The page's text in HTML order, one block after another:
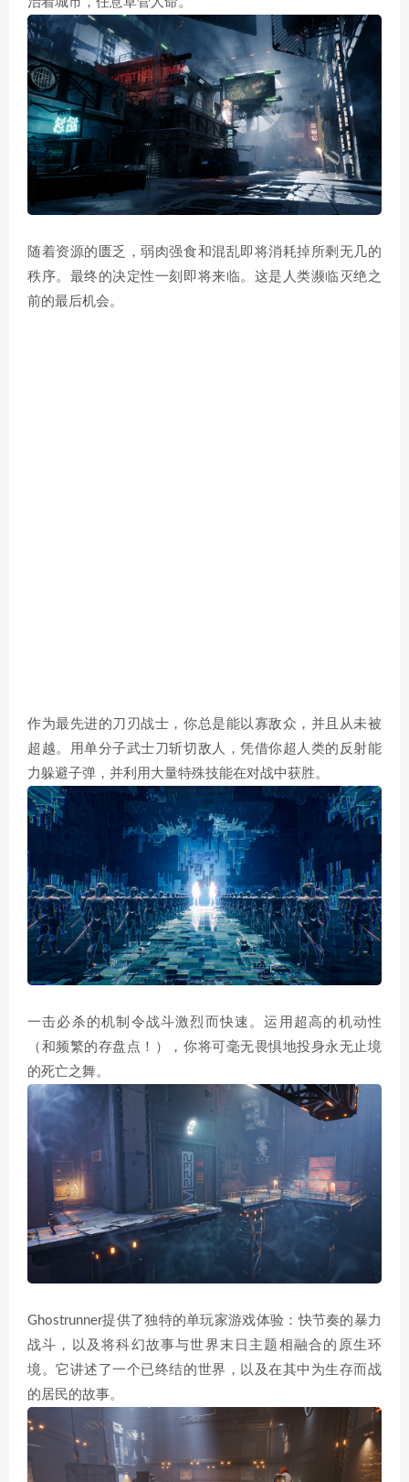
随着资源的匮乏，弱肉强食和混乱即将消耗掉所剩无几的
秩序。最终的决定性一刻即将来临。这是人类濒临灭绝之
前的最后机会。
作为最先进的刀刃战士，你总是能以寡敌众，并且从未被
超越。用单分子武士刀斩切敌人，凭借你超人类的反射能
力躲避子弹，并利用大量特殊技能在对战中获胜。
一击必杀的机制令战斗激烈而快速。运用超高的机动性
（和频繁的存盘点！），你将可毫无畏惧地投身永无止境
的死亡之舞。
Ghostrunner提供了独特的单玩家游戏体验：快节奏的暴力
战斗，以及将科幻故事与世界末日主题相融合的原生环
境。它讲述了一个已终结的世界，以及在其中为生存而战
的居民的故事。